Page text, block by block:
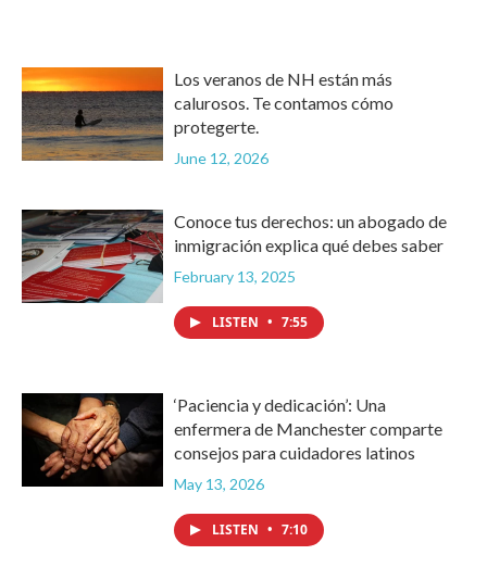
Los veranos de NH están más
calurosos. Te contamos cómo
protegerte.
June 12, 2026
Conoce tus derechos: un abogado de
inmigración explica qué debes saber
February 13, 2025
LISTEN • 7:55
‘Paciencia y dedicación’: Una
enfermera de Manchester comparte
consejos para cuidadores latinos
May 13, 2026
LISTEN • 7:10